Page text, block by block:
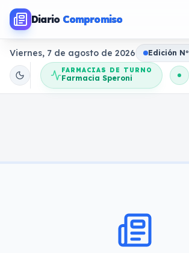
Diario Compromiso
Viernes, 7 de agosto de 2026 Edición No
FARMACIAS DE TURNO
Farmacia Speroni